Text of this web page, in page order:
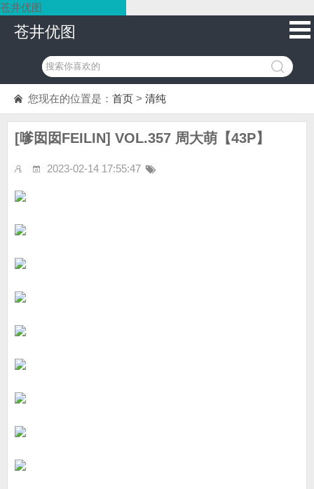
苍井优图
苍井优图
您现在的位置是： 首页 > 清纯
[嗲囡囡FEILIN] VOL.357 周大萌【43P】
2023-02-14 17:55:47